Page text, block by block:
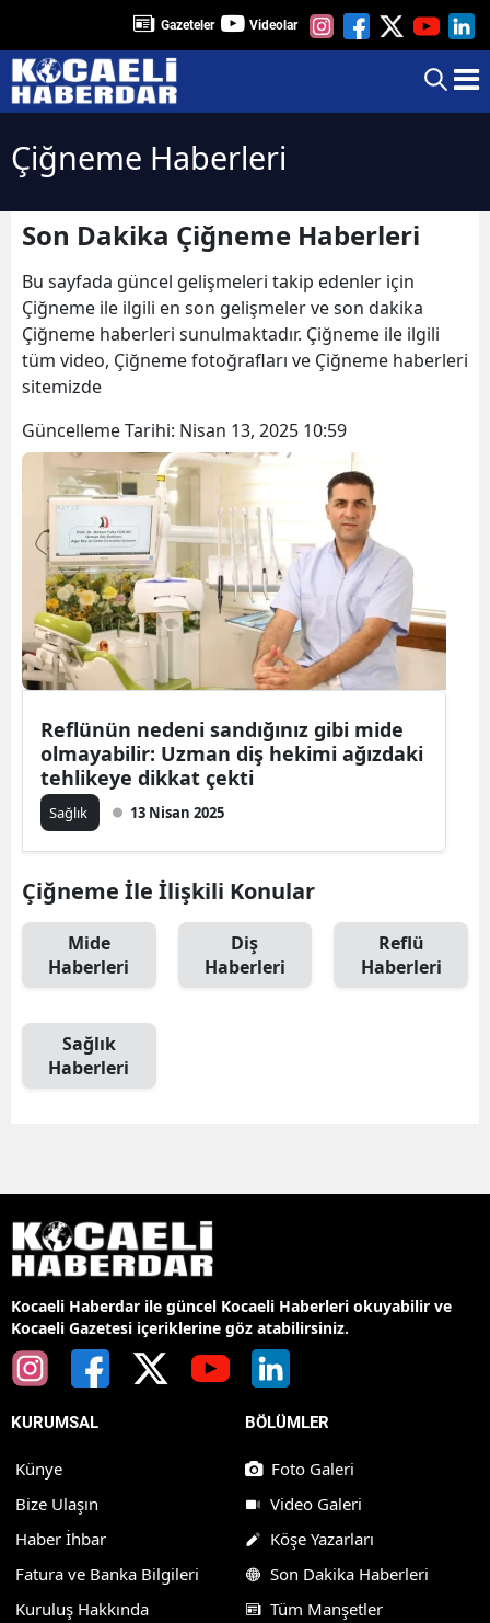
Gazeteler Videolar
Çiğneme Haberleri
Son Dakika Çiğneme Haberleri
Bu sayfada güncel gelişmeleri takip edenler için
Çiğneme ile ilgili en son gelişmeler ve son dakika
Çiğneme haberleri sunulmaktadır. Çiğneme ile ilgili
tüm video, Çiğneme fotoğrafları ve Çiğneme haberleri
sitemizde
Güncelleme Tarihi: Nisan 13, 2025 10:59
Reflünün nedeni sandığınız gibi mide
olmayabilir: Uzman diş hekimi ağızdaki
tehlikeye dikkat çekti
Sağlık 13 Nisan 2025
Çiğneme İle İlişkili Konular
Mide
Haberleri
Diş
Haberleri
Reflü
Haberleri
Sağlık
Haberleri
Kocaeli Haberdar ile güncel Kocaeli Haberleri okuyabilir ve
Kocaeli Gazetesi içeriklerine göz atabilirsiniz.
KURUMSAL
Künye
Bize Ulaşın
Haber İhbar
Fatura ve Banka Bilgileri
Kuruluş Hakkında
BÖLÜMLER
Foto Galeri
Video Galeri
Köşe Yazarları
Son Dakika Haberleri
Tüm Manşetler